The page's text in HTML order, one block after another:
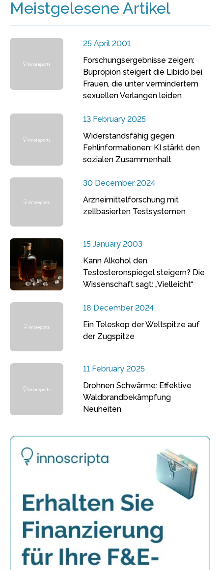
Meistgelesene Artikel
25 April 2001
Forschungsergebnisse zeigen:
Bupropion steigert die Libido bei
Frauen, die unter vermindertem
sexuellen Verlangen leiden
13 February 2025
Widerstandsfähig gegen
Fehlinformationen: KI stärkt den
sozialen Zusammenhalt
30 December 2024
Arzneimittelforschung mit
zellbasierten Testsystemen
15 January 2003
Kann Alkohol den
Testosteronspiegel steigern? Die
Wissenschaft sagt: „Vielleicht“
18 December 2024
Ein Teleskop der Weltspitze auf
der Zugspitze
11 February 2025
Drohnen Schwärme: Effektive
Waldbrandbekämpfung
Neuheiten